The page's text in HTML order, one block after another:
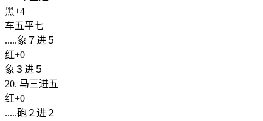
黑+4
车五平七
.....象７进５
红+0
象３进５
20. 马三进五
红+0
.....砲２进２